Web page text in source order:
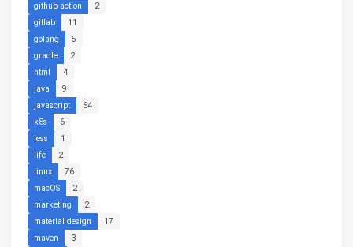
github action
2
gitlab
11
golang
5
gradle
2
html
4
java
9
javascript
64
k8s
6
less
1
life
2
linux
76
macOS
2
marketing
2
material design
17
maven
3